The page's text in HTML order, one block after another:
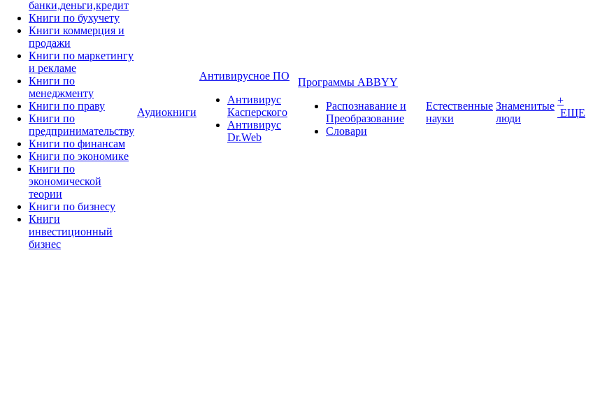
банки,деньги,кредит
Книги по бухучету
Книги коммерция и
продажи
Книги по маркетингу
и рекламе
Книги по
менеджменту
Книги по праву
Книги по
предпринимательству
Книги по финансам
Книги по экономике
Книги по
экономической
теории
Книги по бизнесу
Книги
инвестиционный
бизнес
Аудиокниги
Антивирусное ПО
Антивирус
Касперского
Антивирус
Dr.Web
Программы ABBYY
Распознавание и
Преобразование
Словари
Естественные
науки
Знаменитые
люди
+
ЕЩЕ